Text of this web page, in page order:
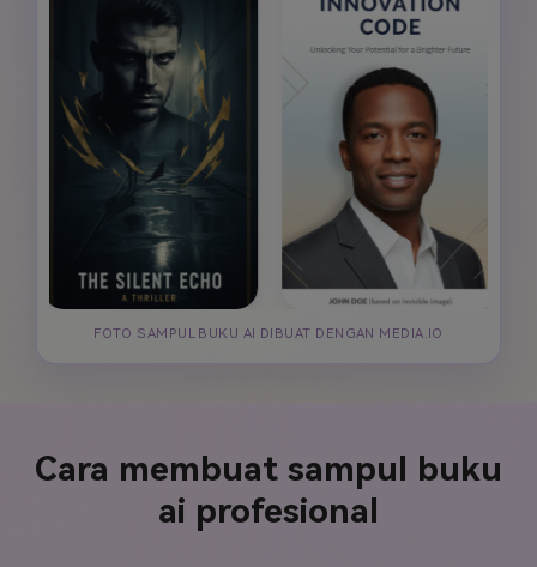
FOTO SAMPUL BUKU AI DIBUAT DENGAN MEDIA.IO
Cara membuat sampul buku
ai profesional